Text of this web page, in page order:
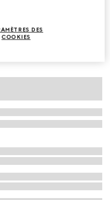
DES
COOKIES